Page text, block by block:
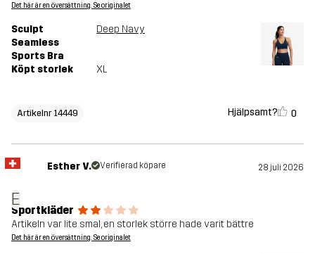
Det här är en översättning. Se originalet
Sculpt
Seamless
Sports Bra
Deep Navy
Köpt storlek XL
Artikelnr 14449 Hjälpsamt? 0
E
Esther V. Verifierad köpare 28 juli 2026
Sportkläder
Artikeln var lite smal, en storlek större hade varit bättre
Det här är en översättning. Se originalet